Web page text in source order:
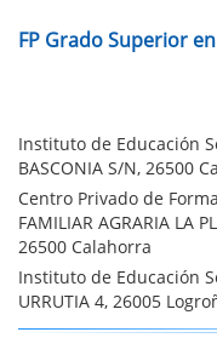
FP Grado Superior
Instituto de Educación
BASCONIA S/N, 26500
Centro Privado de
FAMILIAR AGRARIA LA
26500 Calahorra
Instituto de Educación
URRUTIA 4, 26005